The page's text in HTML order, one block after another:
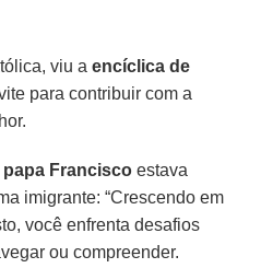
viu aencíclica de
para contribuir com a
papa Francisco estava
imigrante: “Crescendo em
você enfrenta desafios
ou compreender.